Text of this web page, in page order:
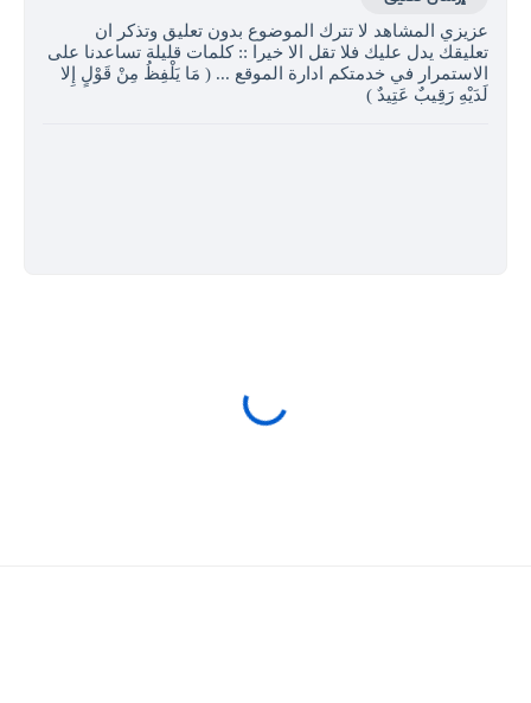
عزيزي المشاهد لا تترك الموضوع بدون تعليق وتذكر ان
تعليقك يدل عليك فلا تقل الا خيرا :: كلمات قليلة تساعدنا على
الاستمرار في خدمتكم ادارة الموقع ... ( مَا يَلْفِظُ مِنْ قَوْلٍ إِلا
لَدَيْهِ رَقِيبٌ عَتِيدٌ )